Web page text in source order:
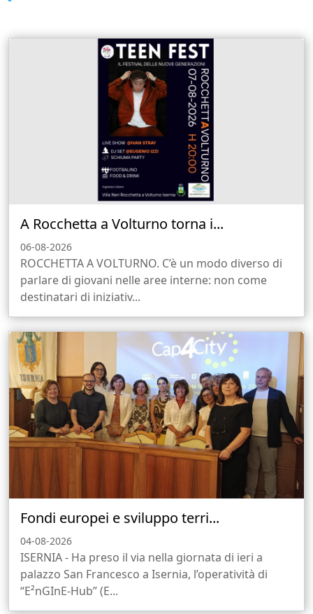
A Rocchetta a Volturno torna i...
06-08-2026
ROCCHETTA A VOLTURNO. C’è un modo diverso di
parlare di giovani nelle aree interne: non come
destinatari di iniziativ...
Fondi europei e sviluppo terri...
04-08-2026
ISERNIA - Ha preso il via nella giornata di ieri a
palazzo San Francesco a Isernia, l’operatività di
“E²nGInE-Hub” (E...